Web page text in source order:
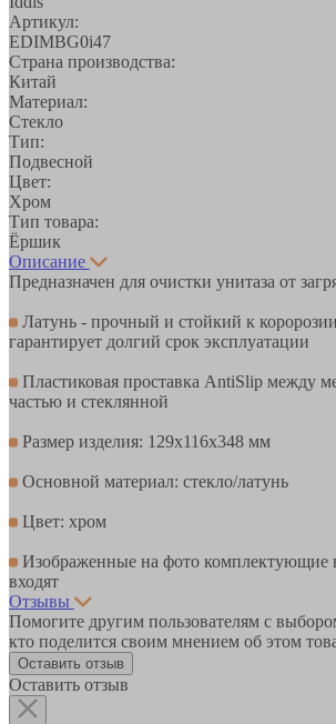
Артикул:
EDIMBG0i47
Страна производства:
Китай
Материал:
Стекло
Тип:
Подвесной
Цвет:
Хром
Тип товара:
Ёршик
Описание
Предназначен для очистки унитаза от
Латунь - прочный и стойкий к
гарантирует долгий срок эксплуатации
Пластиковая проставка AntiSlip между
частью и стеклянной
Размер изделия: 129х116х348 мм
Основной материал: стекло/латунь
Цвет: хром
Изображенные на фото комплектующие
входят
Отзывы
Помогите другим пользователям с
кто поделится своим мнением об этом
Оставить отзыв
Оставить отзыв